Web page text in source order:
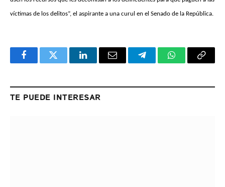
víctimas de los delitos”, el aspirante a una curul en el Senado de la República.
FacebookTwitter LinkedInEmail TelegramWhatsApp
Copy
TE PUEDE INTERESAR